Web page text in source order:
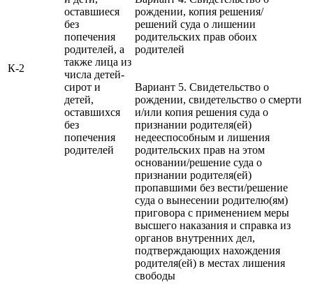
К-2
оставшиеся
без
попечения
родителей, а
также лица из
числа детей-
сирот и
детей,
оставшихся
без
попечения
родителей
рождении, копия решения/
решений суда о лишении
родительских прав обоих
родителей
Вариант 5. Свидетельство о
рождении, свидетельство о смерти
и/или копия решения суда о
признании родителя(ей)
недееспособным и лишения
родительских прав на этом
основании/решение суда о
признании родителя(ей)
пропавшими без вести/решение
суда о вынесении родителю(ям)
приговора с применением меры
высшего наказания и справка из
органов внутренних дел,
подтверждающих нахождения
родителя(ей) в местах лишения
свободы